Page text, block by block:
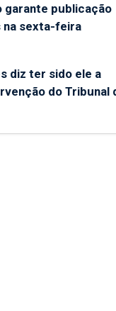
garante publicação
na sexta-feira
diz ter sido ele a
do Tribunal